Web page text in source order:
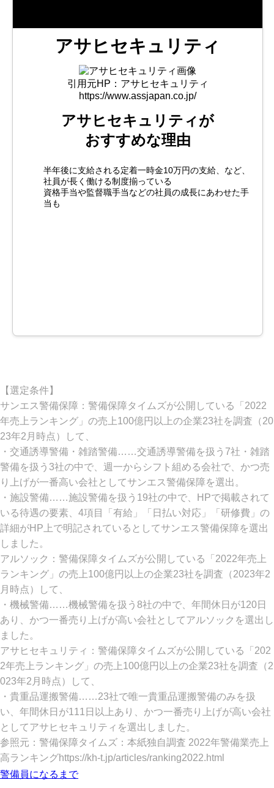
アサヒセキュリティ
引用元HP：アサヒセキュリティ
https://www.assjapan.co.jp/
アサヒセキュリティが
おすすめな理由
半年後に支給される定着一時金10万円の支給、など、
社員が長く働ける制度揃っている
資格手当や監督職手当などの社員の成長にあわせた手
当も
【選定条件】
サンエス警備保障：警備保障タイムズが公開している「2022
年売上ランキング」の売上100億円以上の企業23社を調査（20
23年2月時点）して、
・交通誘導警備・雑踏警備……交通誘導警備を扱う7社・雑踏
警備を扱う3社の中で、週一からシフト組める会社で、かつ売
り上げが一番高い会社としてサンエス警備保障を選出。
・施設警備……施設警備を扱う19社の中で、HPで掲載されて
いる待遇の要素、4項目「有給」「日払い対応」「研修費」の
詳細がHP上で明記されているとしてサンエス警備保障を選出
しました。
アルソック：警備保障タイムズが公開している「2022年売上
ランキング」の売上100億円以上の企業23社を調査（2023年2
月時点）して、
・機械警備……機械警備を扱う8社の中で、年間休日が120日
あり、かつ一番売り上げが高い会社としてアルソックを選出し
ました。
アサヒセキュリティ：警備保障タイムズが公開している「202
2年売上ランキング」の売上100億円以上の企業23社を調査（2
023年2月時点）して、
・貴重品運搬警備……23社で唯一貴重品運搬警備のみを扱
い、年間休日が111日以上あり、かつ一番売り上げが高い会社
としてアサヒセキュリティを選出しました。
参照元：警備保障タイムズ：本紙独自調査 2022年警備業売上
高ランキングhttps://kh-t.jp/articles/ranking2022.html
警備員になるまで